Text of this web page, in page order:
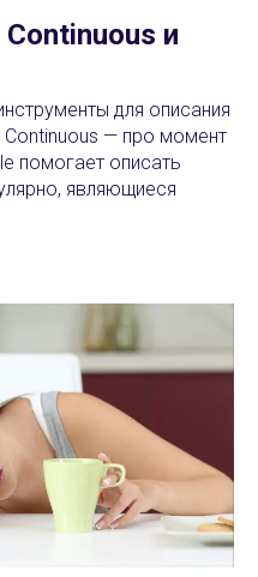
и
для описания
— про момент
помогает описать
являющиеся